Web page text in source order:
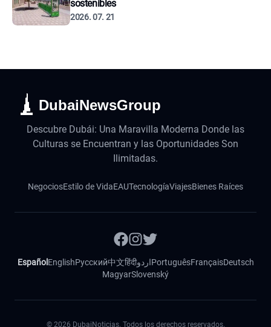
sostenibles
2026. 07. 21
DubaiNewsGroup
Descubre Dubái: Una Maravilla Moderna Donde las
Culturas se Encuentran y las Oportunidades Son
Ilimitadas.
NegociosEstilo de VidaEAUTecnologíaViajesBienes Raíces
Español EnglishРусский中文हिंदीاردوPortuguêsFrançaisDeutsch
MagyarSlovenský
© 2026 DubaiNoticias. Todos los derechos reservados.